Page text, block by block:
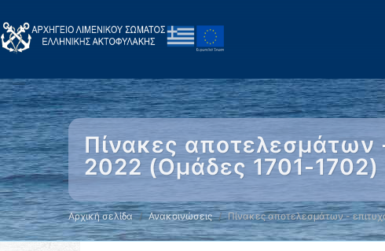
Πίνακες
2022 (Ομάδες 1701-1702)
Αρχική σελίδα Ανακοινώσεις Πίνακες αποτελεσμάτων -